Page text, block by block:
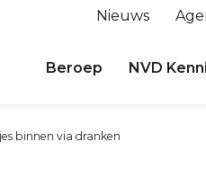
Nieuws
Beroep NVD
binnen via dranken